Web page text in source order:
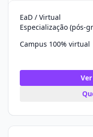
EaD / Virtual
Campus 100% virtual